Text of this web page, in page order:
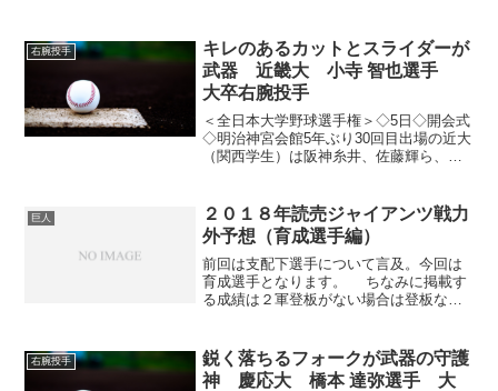
の大地から期待の若手が加入する。 ２
００３年生まれの松浦は、...
右腕投手
キレのあるカットとスライダーが
武器 近畿大 小寺 智也選手
大卒右腕投手
＜全日本大学野球選手権＞◇5日◇開会式
◇明治神宮会館5年ぶり30回目出場の近大
（関西学生）は阪神糸井、佐藤輝ら、先
35ダースものボールの差し入れがあっ
た。ナインは御...
巨人
２０１８年読売ジャイアンツ戦力
外予想（育成選手編）
前回は支配下選手について言及。今回は
育成選手となります。 ちなみに掲載す
る成績は２軍登板がない場合は登板なし
合１６回２勝１敗０Ｓ７奪三振１０失
点 防御率３．９...
右腕投手
鋭く落ちるフォークが武器の守護
神 慶応大 橋本 達弥選手 大